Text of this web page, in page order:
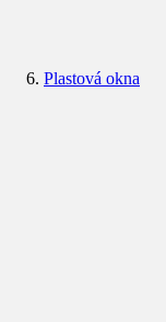
Plastová okna